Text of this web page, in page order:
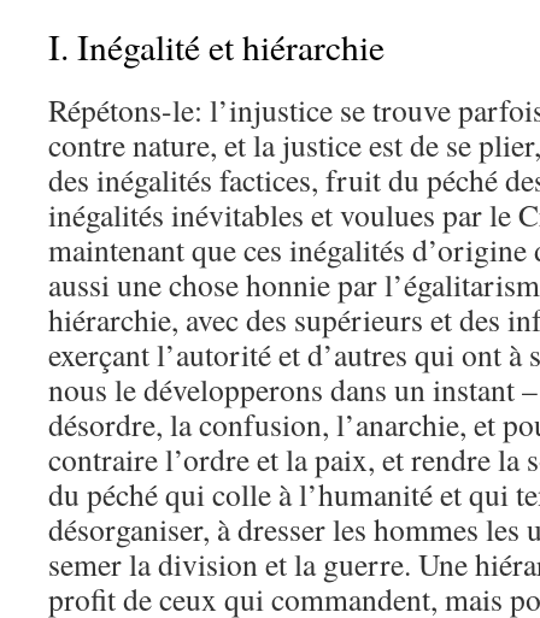
I. Inégalité et hiérarchie
Répétons-le: l’injustice se trouve
contre nature, et la justice est de se
des inégalités factices, fruit du péché
inégalités inévitables et voulues par le
maintenant que ces inégalités
aussi une chose honnie par
hiérarchie, avec des supérieurs et des
exerçant l’autorité et d’autres qui ont à
nous le développerons dans un instant
désordre, la confusion, l’anarchie, et
contraire l’ordre et la paix, et rendre la
du péché qui colle à l’humanité et qui
désorganiser, à dresser les hommes les
semer la division et la guerre. Une
profit de ceux qui commandent, mais